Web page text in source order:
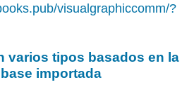
visualgraphiccomm/?
varios tipos basados en la
importada